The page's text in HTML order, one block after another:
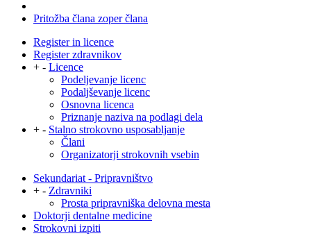
Pritožba člana zoper člana
Register in licence
Register zdravnikov
+ - Licence
Podeljevanje licenc
Podaljševanje licenc
Osnovna licenca
Priznanje naziva na podlagi dela
+ - Stalno strokovno usposabljanje
Člani
Organizatorji strokovnih vsebin
Sekundariat - Pripravništvo
+ - Zdravniki
Prosta pripravniška delovna mesta
Doktorji dentalne medicine
Strokovni izpiti